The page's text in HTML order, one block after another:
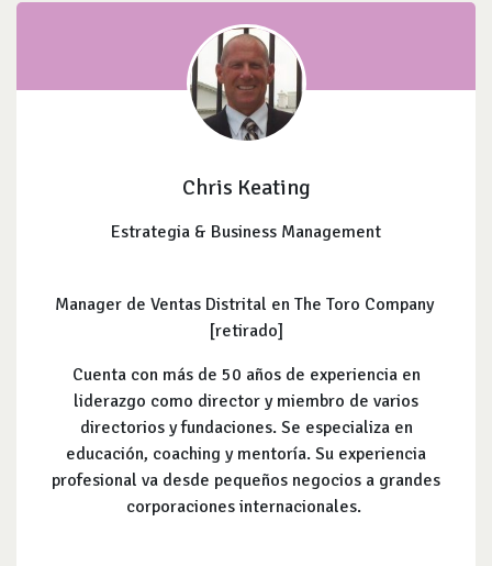
Chris Keating
Estrategia & Business Management
Manager de Ventas Distrital en The Toro Company
[retirado]
Cuenta con más de 50 años de experiencia en
liderazgo como director y miembro de varios
directorios y fundaciones. Se especializa en
educación, coaching y mentoría. Su experiencia
profesional va desde pequeños negocios a grandes
corporaciones internacionales.